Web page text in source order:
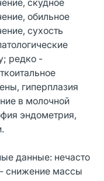
обильное
сухость
редко -
гиперплазия
в молочной
эндометрия,
данные: нечасто
снижение массы